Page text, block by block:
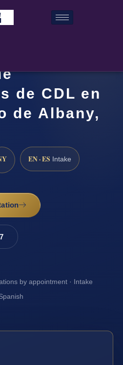
de CDL en
de Albany,
EN · ES Intake
by appointment · Intake